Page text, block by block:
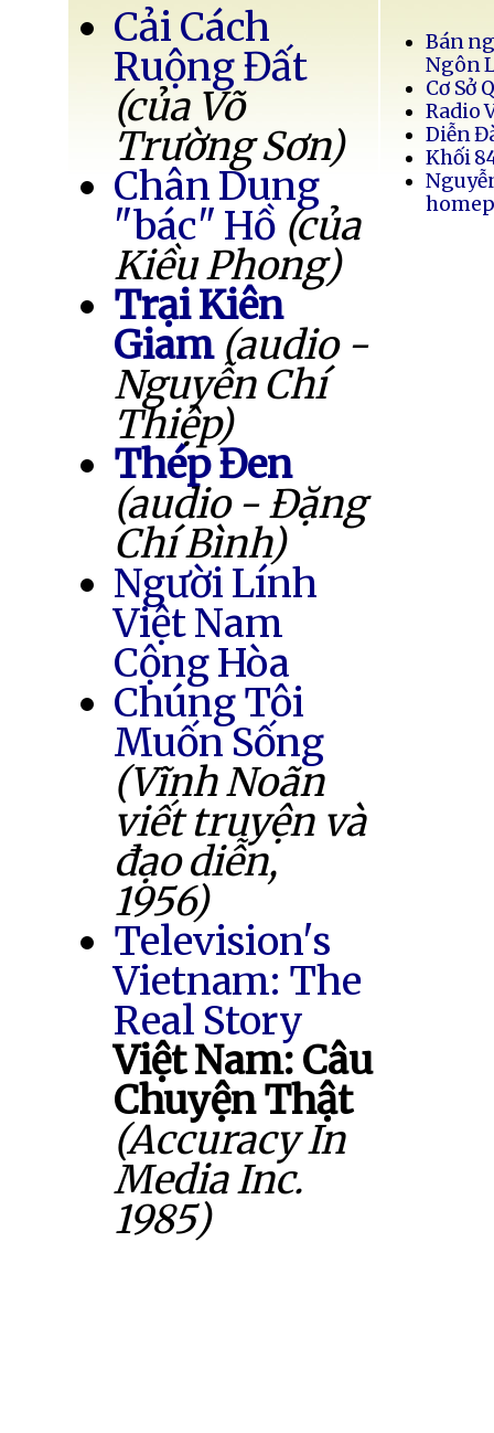
Cải Cách
Ruộng Đất
(của Võ
Trường Sơn)
Chân Dung
"bác" Hồ (của
Kiều Phong)
Trại Kiên
Giam (audio -
Nguyễn Chí
Thiệp)
Thép Đen
(audio - Đặng
Chí Bình)
Người Lính
Việt Nam
Cộng Hòa
Chúng Tôi
Muốn Sống
(Vĩnh Noãn
viết truyện và
đạo diễn,
1956)
Television's
Vietnam: The
Real Story
Việt Nam: Câu
Chuyện Thật
(Accuracy In
Media Inc.
1985)
Bán
Ngôn
Cơ Sở
Radio
Diễn
Khối